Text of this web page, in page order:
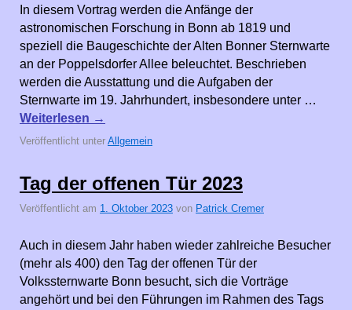
In diesem Vortrag werden die Anfänge der
astronomischen Forschung in Bonn ab 1819 und
speziell die Baugeschichte der Alten Bonner Sternwarte
an der Poppelsdorfer Allee beleuchtet. Beschrieben
werden die Ausstattung und die Aufgaben der
Sternwarte im 19. Jahrhundert, insbesondere unter …
Weiterlesen →
Veröffentlicht unter Allgemein
Tag der offenen Tür 2023
Veröffentlicht am 1. Oktober 2023 von Patrick Cremer
Auch in diesem Jahr haben wieder zahlreiche Besucher
(mehr als 400) den Tag der offenen Tür der
Volkssternwarte Bonn besucht, sich die Vorträge
angehört und bei den Führungen im Rahmen des Tags